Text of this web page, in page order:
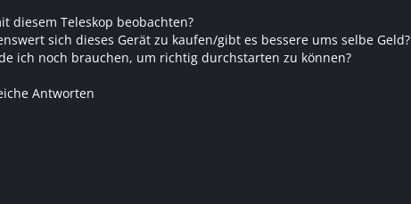
diesem Teleskop beobachten?
sich dieses Gerät zu kaufen/gibt es bessere ums selbe Geld?
ich noch brauchen, um richtig durchstarten zu können?
Antworten